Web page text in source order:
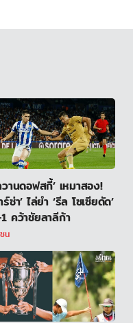
วานดอฟสกี้’ เหมาสอง!
ร์ซ่า’ ไล่ยำ ‘รีล โซเซียดัด’
คว้าชัยลาลีก้า
น